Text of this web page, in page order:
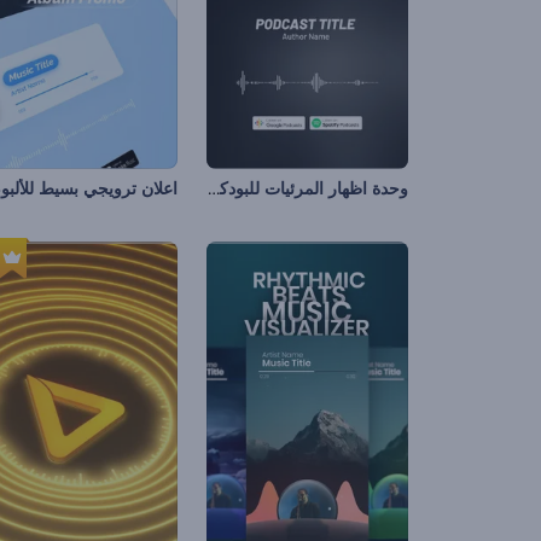
وحدة اظهار المرئيات للبودكاست الصوتية